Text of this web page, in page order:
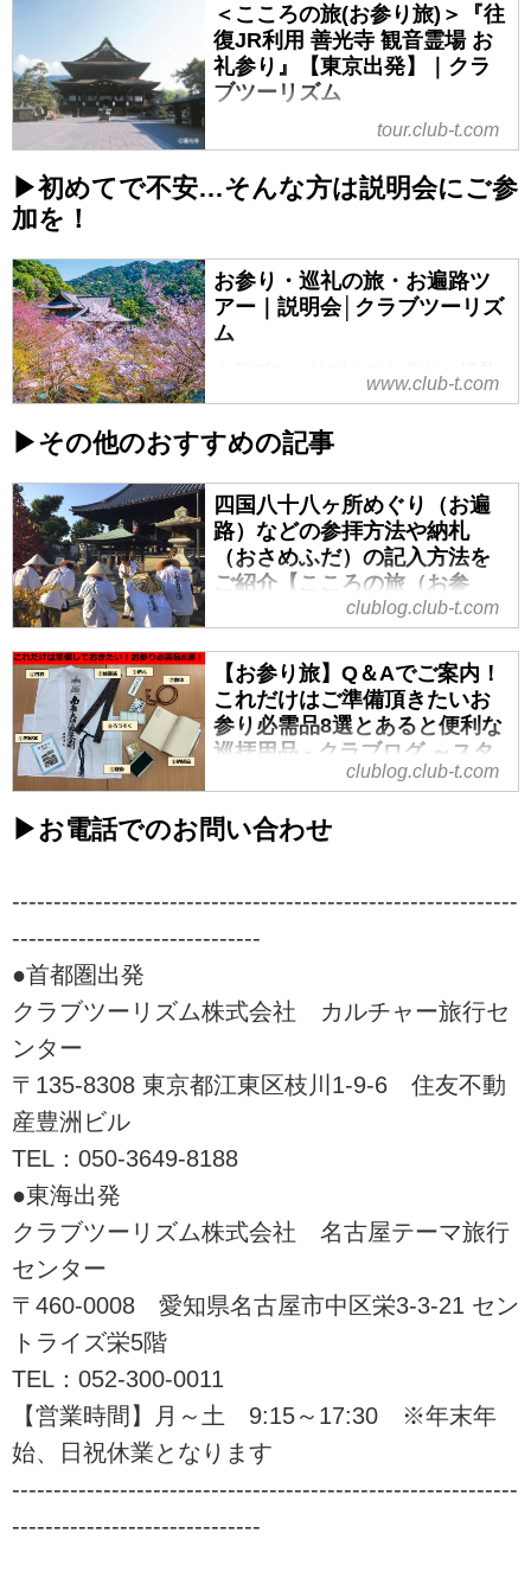
＜こころの旅(お参り旅)＞『往
復JR利用 善光寺 観音霊場 お
礼参り』【東京出発】｜クラ
ブツーリズム
＜こころの旅(お参り旅)＞『往復
JR利用 善光寺 観音霊場 お礼参
り』【東京出発】の紹介をしてい
tour.club-t.com
▶初めてで不安…そんな方は説明会にご参
加を！
お参り・巡礼の旅・お遍路ツ
アー｜説明会│クラブツーリズ
ム
費無料・事前予約制）をご紹介。
企画担当スタッフが詳しくご案内
する説明会にぜひご参加くださ
い。
www.club-t.com
▶その他のおすすめの記事
四国八十八ヶ所めぐり（お遍
路）などの参拝方法や納札
（おさめふだ）の記入方法を
ご紹介【こころの旅（お参
り・巡礼の旅）】クラブツー
リズム - クラブログ ～スタッ
フブログ～｜クラブツーリズ
ム
四国八十八ヶ所お遍路（おへん
ろ）旅ツアーなら、三十余年の経
験と実績のクラブツーリズム！参
介。
clublog.club-t.com
【お参り旅】Q＆Aでご案内！
これだけはご準備頂きたいお
参り必需品8選とあると便利な
巡拝用品 - クラブログ ～スタ
ッフブログ～｜クラブツーリ
皆様、いかがお過ごしでしょう
2023年は弘法大師生誕1250年記念
始められる方は大変多くいらっし
機会にお参りデビューをしてみま
お参りを始める際に一番頂くご質
clublog.club-t.com
▶お電話でのお問い合わせ
-------------------------------------------------------------
------------------------------
●首都圏出発
クラブツーリズム株式会社 カルチャー旅行セ
ンター
〒135-8308 東京都江東区枝川1-9-6 住友不動
産豊洲ビル
TEL：050-3649-8188
●東海出発
クラブツーリズム株式会社 名古屋テーマ旅行
センター
〒460-0008 愛知県名古屋市中区栄3-3-21 セン
トライズ栄5階
TEL：052-300-0011
【営業時間】月～土 9:15～17:30 ※年末年
始、日祝休業となります
-------------------------------------------------------------
------------------------------